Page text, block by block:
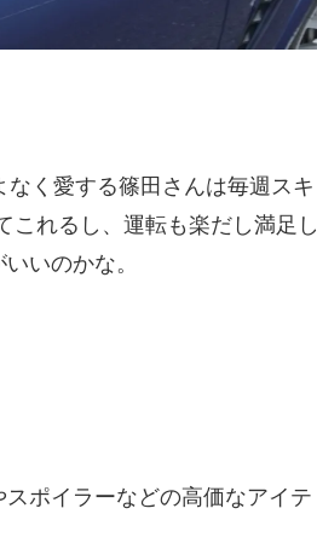
く愛する篠田さんは毎週スキ
これるし、運転も楽だし満足し
いのかな。
ポイラーなどの高価なアイテ